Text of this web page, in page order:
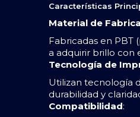
Características
Material de
Fabricadas en PBT
a adquirir brillo con
Tecnología de
Utilizan tecnología
durabilidad y
Compatibilidad: